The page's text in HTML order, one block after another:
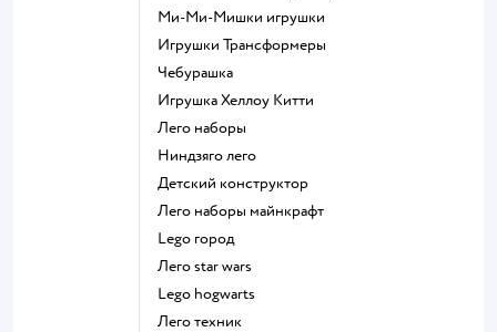
Ми-Ми-Мишки игрушки
Игрушки Трансформеры
Чебурашка
Игрушка Хеллоу Китти
Лего наборы
Ниндзяго лего
Детский конструктор
Лего наборы майнкрафт
Lego город
Лего star wars
Lego hogwarts
Лего техник